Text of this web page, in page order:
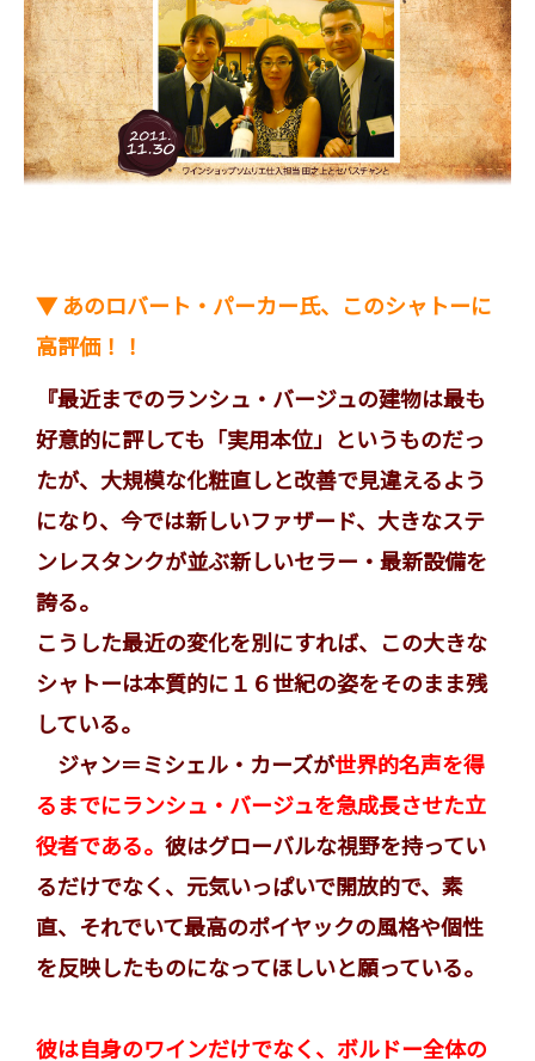
▼ あのロバート・パーカー氏、このシャトーに
高評価！！
『最近までのランシュ・バージュの建物は最も
好意的に評しても「実用本位」というものだっ
たが、大規模な化粧直しと改善で見違えるよう
になり、今では新しいファザード、大きなステ
ンレスタンクが並ぶ新しいセラー・最新設備を
誇る。
こうした最近の変化を別にすれば、この大きな
シャトーは本質的に１６世紀の姿をそのまま残
している。
ジャン＝ミシェル・カーズが世界的名声を得
るまでにランシュ・バージュを急成長させた立
役者である。 彼はグローバルな視野を持ってい
るだけでなく、元気いっぱいで開放的で、素
直、それでいて最高のポイヤックの風格や個性
を反映したものになってほしいと願っている。
彼は自身のワインだけでなく、ボルドー全体の